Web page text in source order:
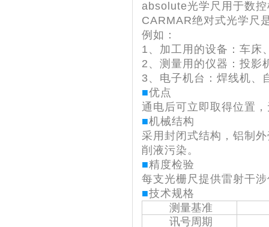
absolute光学尺用于数
CARMAR绝对式光学尺
例如：
1、加工用的设备：车床
2、测量用的仪器：投影
3、电子机台：焊线机、
■优点
通电后可立即取得位置
■机械结构
采用封闭式结构，铝制
削液污染。
■精度检验
每支光栅尺提供雷射干
■技术规格
测量基准
讯号周期